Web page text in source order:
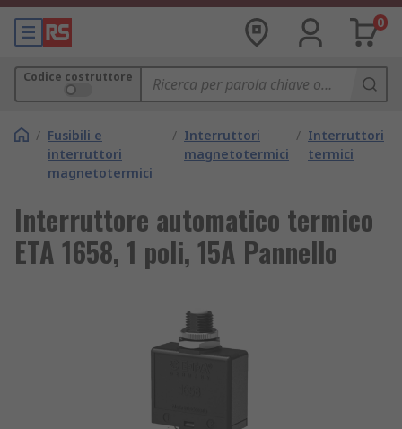
0
Codice costruttore
/ Fusibili e
interruttori
magnetotermici
/ Interruttori
magnetotermici
/ Interruttori
termici
Interruttore automatico termico
ETA 1658, 1 poli, 15A Pannello